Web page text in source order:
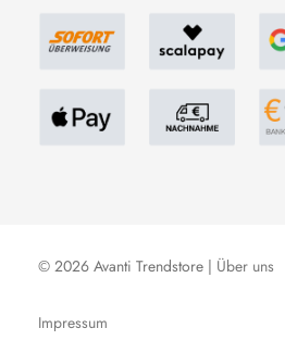
© 2026 Avanti Trendstore | Über uns
Impressum